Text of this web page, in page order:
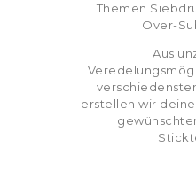
DEIN
ÜBER UNS
Themen
Over-
Aus
erstellen wir